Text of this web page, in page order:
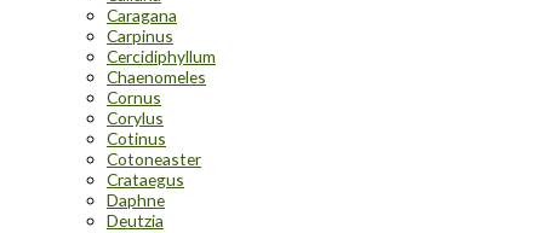
Caragana
Carpinus
Cercidiphyllum
Chaenomeles
Cornus
Corylus
Cotinus
Cotoneaster
Crataegus
Daphne
Deutzia